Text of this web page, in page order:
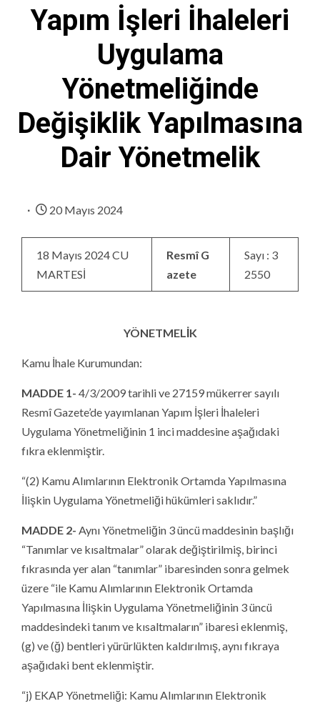
Yapım İşleri İhaleleri
Uygulama
Yönetmeliğinde
Değişiklik Yapılmasına
Dair Yönetmelik
20 Mayıs 2024
18 Mayıs 2024 CU
MARTESİ
Resmî G
azete
Sayı : 3
2550
YÖNETMELİK
Kamu İhale Kurumundan:
MADDE 1- 4/3/2009 tarihli ve 27159 mükerrer sayılı
Resmî Gazete’de yayımlanan Yapım İşleri İhaleleri
Uygulama Yönetmeliğinin 1 inci maddesine aşağıdaki
fıkra eklenmiştir.
“(2) Kamu Alımlarının Elektronik Ortamda Yapılmasına
İlişkin Uygulama Yönetmeliği hükümleri saklıdır.”
MADDE 2- Aynı Yönetmeliğin 3 üncü maddesinin başlığı
“Tanımlar ve kısaltmalar” olarak değiştirilmiş, birinci
fıkrasında yer alan “tanımlar” ibaresinden sonra gelmek
üzere “ile Kamu Alımlarının Elektronik Ortamda
Yapılmasına İlişkin Uygulama Yönetmeliğinin 3 üncü
maddesindeki tanım ve kısaltmaların” ibaresi eklenmiş,
(g) ve (ğ) bentleri yürürlükten kaldırılmış, aynı fıkraya
aşağıdaki bent eklenmiştir.
“j) EKAP Yönetmeliği: Kamu Alımlarının Elektronik